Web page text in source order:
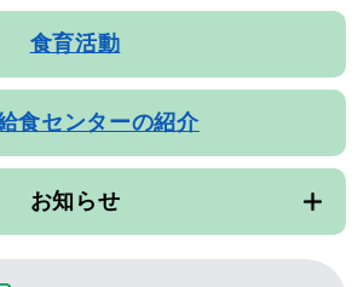
食育活動
食センターの紹介
お知らせ